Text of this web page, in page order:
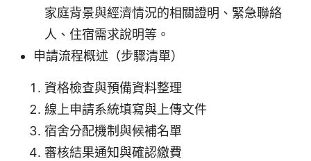
家庭背景與經濟情況的相關證明、緊急聯絡
人、住宿需求說明等。
申請流程概述（步驟清單）
資格檢查與預備資料整理
線上申請系統填寫與上傳文件
宿舍分配機制與候補名單
審核結果通知與確認繳費